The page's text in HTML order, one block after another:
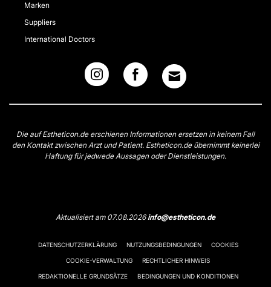
Marken
Suppliers
International Doctors
Die auf Estheticon.de erschienen Informationen ersetzen in keinem Fall
den Kontakt zwischen Arzt und Patient. Estheticon.de übernimmt keinerlei
Haftung für jedwede Aussagen oder Dienstleistungen.
Aktualisiert am 07.08.2026info@estheticon.de
DATENSCHUTZERKLÄRUNG NUTZUNGSBEDINGUNGEN COOKIES
COOKIE-VERWALTUNG RECHTLICHER HINWEIS
REDAKTIONELLE GRUNDSÄTZE BEDINGUNGEN UND KONDITIONEN